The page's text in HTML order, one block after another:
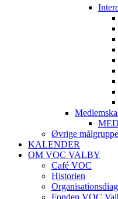
Øvrige
KALENDER
OM VOC VALBY
Café VOC
Historien
Fonden VOC